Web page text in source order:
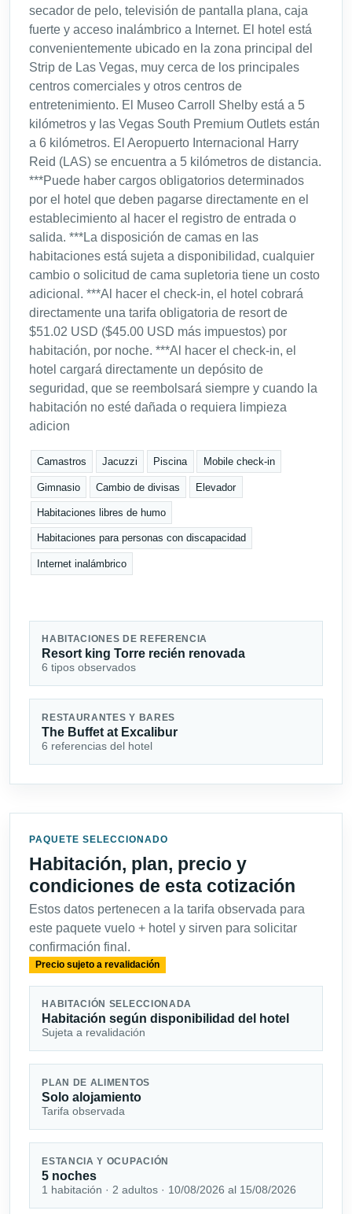
secador de pelo, televisión de pantalla plana, caja
fuerte y acceso inalámbrico a Internet. El hotel está
convenientemente ubicado en la zona principal del
Strip de Las Vegas, muy cerca de los principales
centros comerciales y otros centros de
entretenimiento. El Museo Carroll Shelby está a 5
kilómetros y las Vegas South Premium Outlets están
a 6 kilómetros. El Aeropuerto Internacional Harry
Reid (LAS) se encuentra a 5 kilómetros de distancia.
***Puede haber cargos obligatorios determinados
por el hotel que deben pagarse directamente en el
establecimiento al hacer el registro de entrada o
salida. ***La disposición de camas en las
habitaciones está sujeta a disponibilidad, cualquier
cambio o solicitud de cama supletoria tiene un costo
adicional. ***Al hacer el check-in, el hotel cobrará
directamente una tarifa obligatoria de resort de
$51.02 USD ($45.00 USD más impuestos) por
habitación, por noche. ***Al hacer el check-in, el
hotel cargará directamente un depósito de
seguridad, que se reembolsará siempre y cuando la
habitación no esté dañada o requiera limpieza
adicion
Camastros Jacuzzi Piscina Mobile check-in
Gimnasio Cambio de divisas Elevador
Habitaciones libres de humo
Habitaciones para personas con discapacidad
Internet inalámbrico
HABITACIONES DE REFERENCIA
Resort king Torre recién renovada
6 tipos observados
RESTAURANTES Y BARES
The Buffet at Excalibur
6 referencias del hotel
PAQUETE SELECCIONADO
Habitación, plan, precio y
condiciones de esta cotización
Estos datos pertenecen a la tarifa observada para
este paquete vuelo + hotel y sirven para solicitar
confirmación final.
Precio sujeto a revalidación
HABITACIÓN SELECCIONADA
Habitación según disponibilidad del hotel
Sujeta a revalidación
PLAN DE ALIMENTOS
Solo alojamiento
Tarifa observada
ESTANCIA Y OCUPACIÓN
5 noches
1 habitación · 2 adultos · 10/08/2026 al 15/08/2026